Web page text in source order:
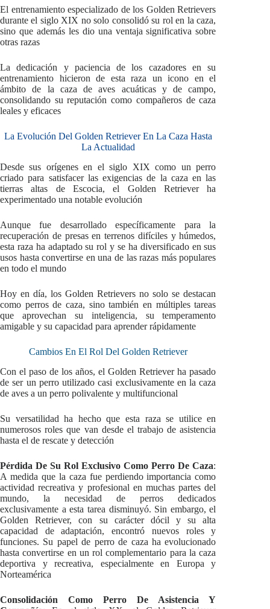
El entrenamiento especializado de los Golden Retrievers
durante el siglo XIX no solo consolidó su rol en la caza,
sino que además les dio una ventaja significativa sobre
otras razas
La dedicación y paciencia de los cazadores en su
entrenamiento hicieron de esta raza un icono en el
ámbito de la caza de aves acuáticas y de campo,
consolidando su reputación como compañeros de caza
leales y eficaces
La Evolución Del Golden Retriever En La Caza Hasta
La Actualidad
Desde sus orígenes en el siglo XIX como un perro
criado para satisfacer las exigencias de la caza en las
tierras altas de Escocia, el Golden Retriever ha
experimentado una notable evolución
Aunque fue desarrollado específicamente para la
recuperación de presas en terrenos difíciles y húmedos,
esta raza ha adaptado su rol y se ha diversificado en sus
usos hasta convertirse en una de las razas más populares
en todo el mundo
Hoy en día, los Golden Retrievers no solo se destacan
como perros de caza, sino también en múltiples tareas
que aprovechan su inteligencia, su temperamento
amigable y su capacidad para aprender rápidamente
Cambios En El Rol Del Golden Retriever
Con el paso de los años, el Golden Retriever ha pasado
de ser un perro utilizado casi exclusivamente en la caza
de aves a un perro polivalente y multifuncional
Su versatilidad ha hecho que esta raza se utilice en
numerosos roles que van desde el trabajo de asistencia
hasta el de rescate y detección
Pérdida De Su Rol Exclusivo Como Perro De Caza:
A medida que la caza fue perdiendo importancia como
actividad recreativa y profesional en muchas partes del
mundo, la necesidad de perros dedicados
exclusivamente a esta tarea disminuyó. Sin embargo, el
Golden Retriever, con su carácter dócil y su alta
capacidad de adaptación, encontró nuevos roles y
funciones. Su papel de perro de caza ha evolucionado
hasta convertirse en un rol complementario para la caza
deportiva y recreativa, especialmente en Europa y
Norteamérica
Consolidación Como Perro De Asistencia Y